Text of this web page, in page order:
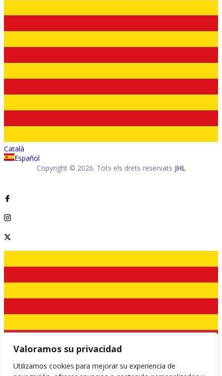
Valoramos su privacidad
Utilizamos cookies para mejorar su experiencia de
Català
Español
Copyright © 2026. Tots els drets reservats JHL